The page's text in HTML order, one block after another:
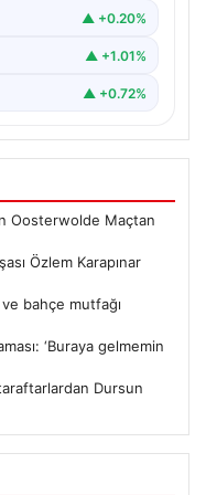
▲ +0.20%
▲ +1.01%
▲ +0.72%
Oosterwolde Maçtan
Özlem Karapınar
bahçe mutfağı
‘Buraya gelmemin
Dursun